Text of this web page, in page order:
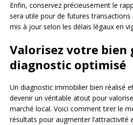
Enfin, conservez précieusement le
sera utile pour de futures
mis à jour selon les délais légaux en
Valorisez votre bien
diagnostic optimisé
Un diagnostic immobilier bien réalisé
devenir un véritable atout pour
marché local. Voici comment tirer le
résultats pour augmenter l’attractivité